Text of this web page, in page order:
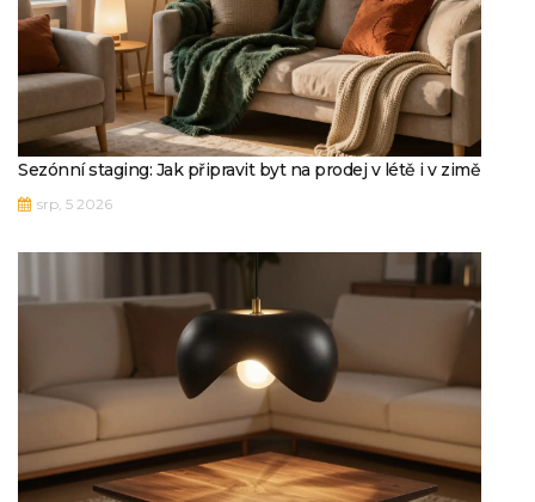
Sezónní staging: Jak připravit byt na prodej v létě i v zimě
srp, 5 2026